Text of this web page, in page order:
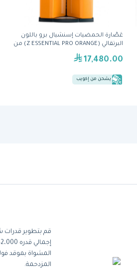
عَصَّارة الحمضيات إسنشيال برو باللون
البرتقالي (Z ESSENTIAL PRO ORANGE) من
17,480.00
يشحن من إكويب
المزدحمة.